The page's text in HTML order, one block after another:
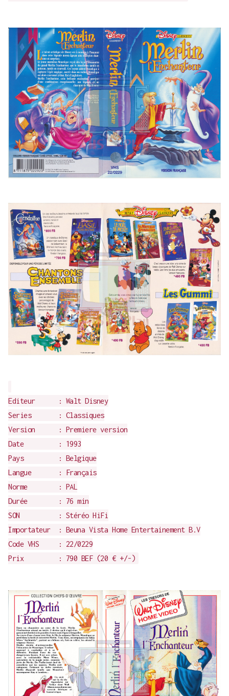
Editeur : Walt Disney
Series : Classiques
Version : Premiere version
Date : 1993
Pays : Belgique
Langue : Français
Norme : PAL
Durée : 76 min
SON : Stéréo HiFi
Importateur : Beuna Vista Home Entertainement B.V
Code VHS : 22/0229
Prix : 790 BEF (20 € +/-)